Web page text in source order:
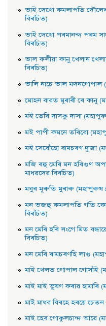
ভাই দেখাে কমলাপতি
বিৰচিত)
ভাই দেখাে পৰমানন্দ পৰম
বিৰচিত)
ভাল কলীয়া কানু খেলান
বিৰচিত)
ভালি নাচে ভাল মদনগােপাল
মােহন বাৱত মূৰাৰী ৰে কানু
মই তেৰি দাসকু দাসা
মই পাপী কমনে তৰিবাে
মই সেবোঁহাে ৰামচৰণ দুজা
মজি ৰহু মেৰি মন হৰিগুণ
মাধৱদেৱ বিৰচিত)
মধুৰ মূৰুতি মুৰাৰু (মহাপুৰুষ
মন ভজহু কমলাপতি গতি কোই
বিৰচিত)
মন মেৰি হৰি সংগে মিত
বিৰচিত)
মন মেৰি ৰামচৰণহি লাগু
মাই খেলত গােপাল গােসাঁই
মাই মাই ভুষণ কৰাৱ হামাৰি
মাই মাধৱ বিৰহে হৰয়ে চেতন
মাই হেৰ গােকুলচান্দ আৱে